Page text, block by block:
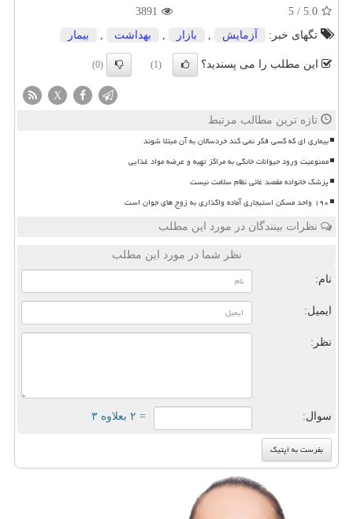
5.0
/
5
3891
تگهای خبر:
آزمایش بازار بهداشت بیمار
این مطلب را می پسندید؟ (1)
(0)
X
تازه ترین مطالب مرتبط
بیماری ای که کسی فکر نمی کند خردسالان به آن مبتلا شوند
ممنوعیت ورود حیوانات خانگی به مراکز تهیه و عرضه مواد غذایی
پزشک خانواده مقصد غائی نظام سلامت نیست
۱۹۰ واحد مسکن استیجاری آماده واگذاری به زوج های جوان است
نظرات بینندگان در مورد این مطلب
نظر شما در مورد این مطلب
نام:
ایمیل:
نظر:
سوال: = ۲ بعلاوه ۳